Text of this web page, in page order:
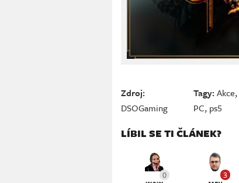
Zdroj:
DSOGaming
Tagy:Akce,
PC, ps5
LÍBIL SE TI ČLÁNEK?
0 3